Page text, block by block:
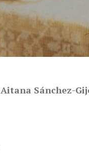
Aitana Sánchez-